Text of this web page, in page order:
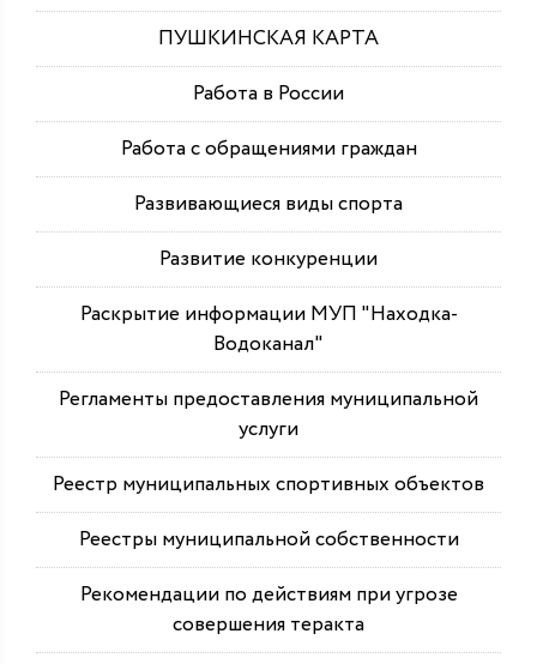
ПУШКИНСКАЯ КАРТА
Работа в России
Работа с обращениями граждан
Развивающиеся виды спорта
Развитие конкуренции
Раскрытие информации МУП "Находка-
Водоканал"
Регламенты предоставления муниципальной
услуги
Реестр муниципальных спортивных объектов
Реестры муниципальной собственности
Рекомендации по действиям при угрозе
совершения теракта